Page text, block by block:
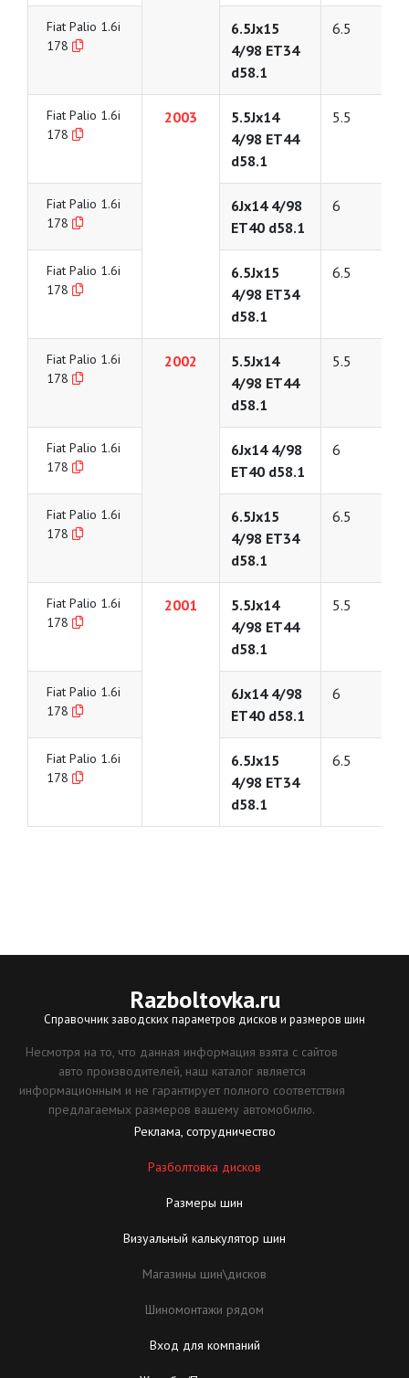
Fiat Palio 1.6i
178
6.5Jx15
4/98 ET34
d58.1
6.5
Fiat Palio 1.6i
178
2003
5.5Jx14
4/98 ET44
d58.1
5.5
Fiat Palio 1.6i
178
6Jx14 4/98
ET40 d58.1
6
Fiat Palio 1.6i
178
6.5Jx15
4/98 ET34
d58.1
6.5
Fiat Palio 1.6i
178
2002
5.5Jx14
4/98 ET44
d58.1
5.5
Fiat Palio 1.6i
178
6Jx14 4/98
ET40 d58.1
6
Fiat Palio 1.6i
178
6.5Jx15
4/98 ET34
d58.1
6.5
Fiat Palio 1.6i
178
2001
5.5Jx14
4/98 ET44
d58.1
5.5
Fiat Palio 1.6i
178
6Jx14 4/98
ET40 d58.1
6
Fiat Palio 1.6i
178
6.5Jx15
4/98 ET34
d58.1
6.5
Razboltovka.ru
Справочник заводских параметров дисков и размеров шин
Несмотря на то, что данная информация взята с сайтов
авто производителей, наш каталог является
информационным и не гарантирует полного соответствия
предлагаемых размеров вашему автомобилю.
Реклама, сотрудничество
Разболтовка дисков
Размеры шин
Визуальный калькулятор шин
Магазины шин\дисков
Шиномонтажи рядом
Вход для компаний